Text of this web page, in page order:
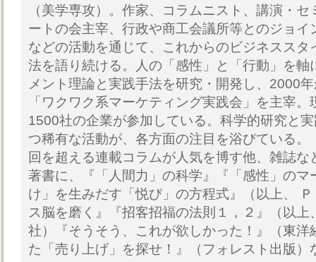
（美学専攻）。作家、コラムニスト、講演・
ートの会主宰、行政や商工会議所等とのジョイ
などの活動を通じて、これからのビジネススタ
法を語り続ける。人の「感性」と「行動」を軸
メント理論と実践手法を研究・開発し、2000
「ワクワク系マーケティング実践会」を主宰
1500社の企業が参加している。科学的研究と
つ稀有な活動が、各方面の注目を浴びている
回を超える連載コラムが人気を博す他、雑誌な
著書に、『「人間力」の科学』『「感性」のマ
け」を生みだす「悦び」の方程式』（以上、
ス脳を磨く』『招客招福の法則１，２』（以上
社）『そうそう、これが欲しかった！』（東洋
た「売り上げ」を探せ！』（フォレスト出版）